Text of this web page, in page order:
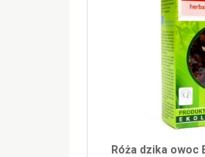
Róża dzika owoc